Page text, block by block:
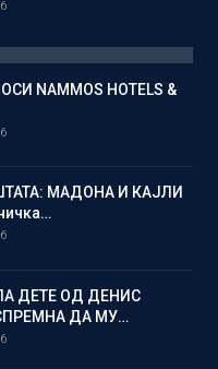
NAMMOS HOTELS &
МАДОНА И КАЈЛИ
ДЕТЕ ОД ДЕНИС
ДА МУ…